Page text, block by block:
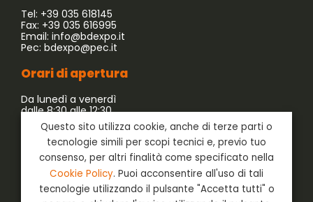
Tel: +39 035 618145
Fax: +39 035 616995
Email: info@bdexpo.it
Pec: bdexpo@pec.it
Orari di apertura
Da lunedì a venerdì
dalle 8:30 alle 12:30
dalle 13:30 alle 17:30
Azienda associata a:
Questo sito utilizza cookie, anche di terze parti o
tecnologie simili per scopi tecnici e, previo tuo
consenso, per altri finalità come specificato nella
Cookie Policy. Puoi acconsentire all'uso di tali
tecnologie utilizzando il pulsante "Accetta tutti" o